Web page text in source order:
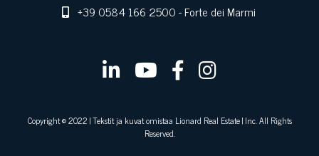
+39 0584 166 2500- Forte dei Marmi
Copyright © 2022 | Tekstit ja kuvat omistaa Lionard Real Estate | Inc. All Rights
Reserved.